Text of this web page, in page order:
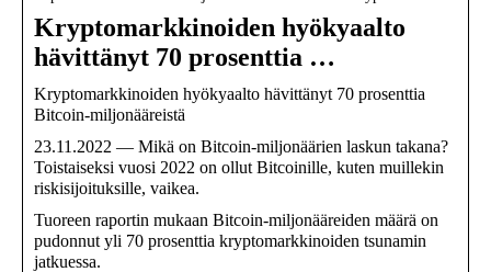
Kryptomarkkinoiden hyökyaalto
hävittänyt 70 prosenttia …
Kryptomarkkinoiden hyökyaalto hävittänyt 70 prosenttia
Bitcoin-miljonääreistä
23.11.2022 — Mikä on Bitcoin-miljonäärien laskun takana?
Toistaiseksi vuosi 2022 on ollut Bitcoinille, kuten muillekin
riskisijoituksille, vaikea.
Tuoreen raportin mukaan Bitcoin-miljonääreiden määrä on
pudonnut yli 70 prosenttia kryptomarkkinoiden tsunamin
jatkuessa.